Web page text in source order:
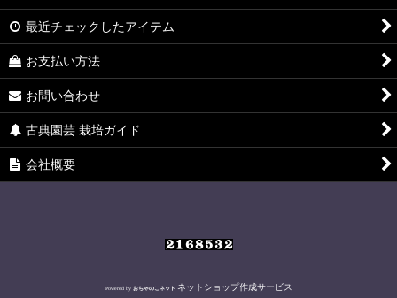
最近チェックしたアイテム
お支払い方法
お問い合わせ
古典園芸 栽培ガイド
会社概要
Powered by おちゃのこネット ネットショップ作成サービス